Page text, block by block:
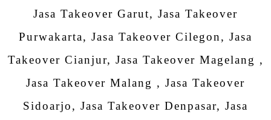
Jasa Takeover Garut, Jasa Takeover
Purwakarta, Jasa Takeover Cilegon, Jasa
Takeover Cianjur, Jasa Takeover Magelang ,
Jasa Takeover Malang , Jasa Takeover
Sidoarjo, Jasa Takeover Denpasar, Jasa